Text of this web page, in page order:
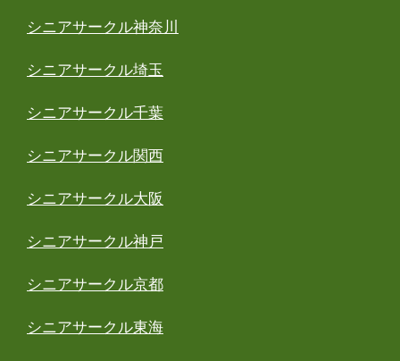
シニアサークル神奈川
シニアサークル埼玉
シニアサークル千葉
シニアサークル関西
シニアサークル大阪
シニアサークル神戸
シニアサークル京都
シニアサークル東海